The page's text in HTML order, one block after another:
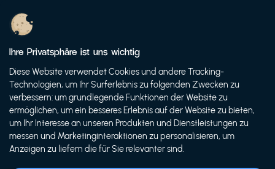
Datenschutz
Nutzungsbedingungen
© 2021 FutureBens GmbH
Ihre Privatsphäre ist uns wichtig
Diese Website verwendet Cookies und andere Tracking-
Technologien, um Ihr Surferlebnis zu folgenden Zwecken zu
verbessern: um grundlegende Funktionen der Website zu
ermöglichen, um ein besseres Erlebnis auf der Website zu bieten,
um Ihr Interesse an unseren Produkten und Dienstleistungen zu
messen und Marketinginteraktionen zu personalisieren, um
Anzeigen zu liefern die für Sie relevanter sind.